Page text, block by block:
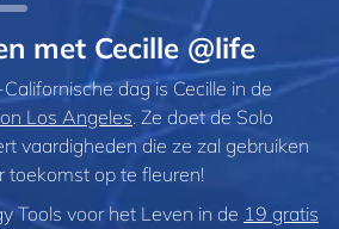
met Cecille @life
dag is Cecille in de
Los Angeles . Ze doet de Solo
vaardigheden die ze zal gebruiken
toekomst op te fleuren!
Tools voor het Leven in de 19 gratis